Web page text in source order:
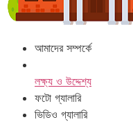
আমাদের সম্পর্কে
লক্ষ্য ও উদ্দেশ্য
ফটো গ্যালারি
ভিডিও গ্যালারি